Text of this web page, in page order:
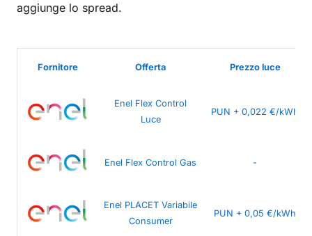
aggiunge lo spread.
Fornitore Offerta Prezzo luce
Enel Flex Control
Luce
PUN + 0,022 €/kWh
Enel Flex Control Gas -
Enel PLACET Variabile
Consumer
PUN + 0,05 €/kWh